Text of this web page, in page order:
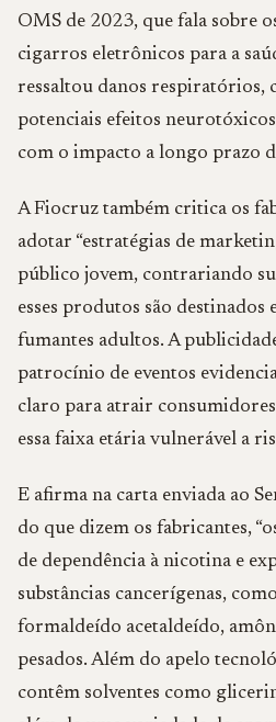
OMS de 2023, que fala sobre
cigarros eletrônicos para a
ressaltou danos respiratórios,
potenciais efeitos
com o impacto a longo prazo
A Fiocruz também critica os
adotar “estratégias de
público jovem, contrariando
esses produtos são destinados
fumantes adultos. A
patrocínio de eventos
claro para atrair
essa faixa etária vulnerável a
E afirma na carta enviada ao
do que dizem os fabricantes,
de dependência à nicotina e
substâncias cancerígenas,
formaldeído acetaldeído,
pesados. Além do apelo
contêm solventes como